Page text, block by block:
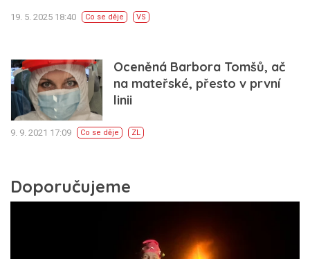
19. 5. 2025 18:40 Co se děje VS
Oceněná Barbora Tomšů, ač
na mateřské, přesto v první
linii
9. 9. 2021 17:09 Co se děje ZL